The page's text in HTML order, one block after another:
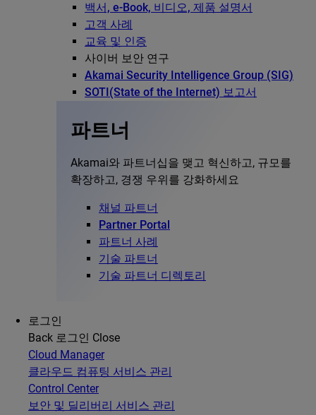
백서, e-Book, 비디오, 제품 설명서
고객 사례
교육 및 인증
사이버 보안 연구
Akamai Security Intelligence Group (SIG)
SOTI(State of the Internet) 보고서
파트너
Akamai와 파트너십을 맺고 혁신하고, 규모를
확장하고, 경쟁 우위를 강화하세요
채널 파트너
Partner Portal
파트너 사례
기술 파트너
기술 파트너 디렉토리
로그인
Back 로그인 Close
Cloud Manager
클라우드 컴퓨팅 서비스 관리
Control Center
보안 및 딜리버리 서비스 관리